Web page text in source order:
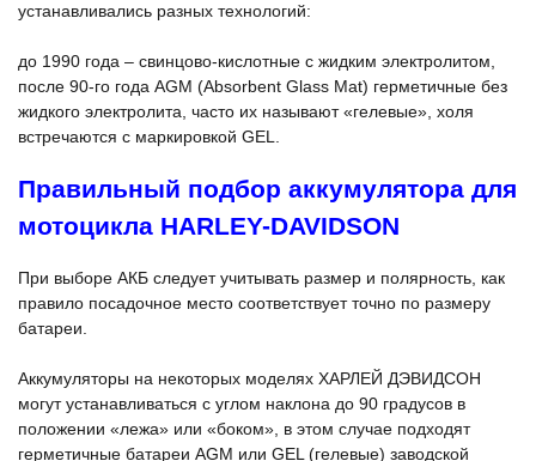
устанавливались разных технологий:
до 1990 года – свинцово-кислотные с жидким электролитом,
после 90-го года AGM (Absorbent Glass Mat) герметичные без
жидкого электролита, часто их называют «гелевые», холя
встречаются с маркировкой GEL.
Правильный подбор аккумулятора для
мотоцикла HARLEY-DAVIDSON
При выборе АКБ следует учитывать размер и полярность, как
правило посадочное место соответствует точно по размеру
батареи.
Аккумуляторы на некоторых моделях ХАРЛЕЙ ДЭВИДСОН
могут устанавливаться с углом наклона до 90 градусов в
положении «лежа» или «боком», в этом случае подходят
герметичные батареи AGM или GEL (гелевые) заводской